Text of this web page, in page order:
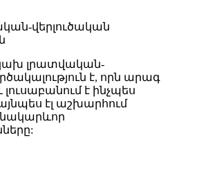
վերլուծական
լրատվական-
է, որն արագ
է ինչպես
էլ աշխարհում